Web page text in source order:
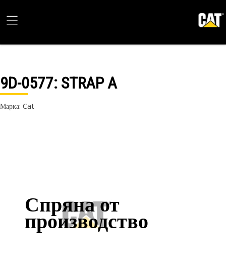
9D-0577: STRAP A
Марка: Cat
Спряна от
производство